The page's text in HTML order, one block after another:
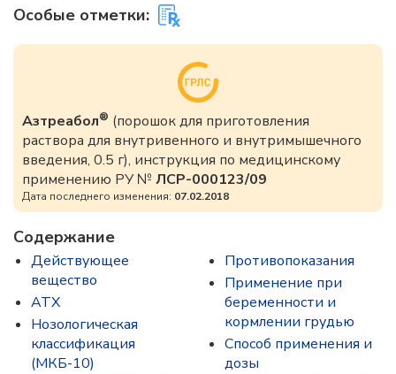
Особые отметки:
Азтреабол® (порошок для приготовления
раствора для внутривенного и внутримышечного
введения, 0.5 г), инструкция по медицинскому
применению РУ № ЛСР-000123/09
Дата последнего изменения: 07.02.2018
Содержание
Действующее
вещество
ATX
Нозологическая
классификация
(МКБ-10)
Противопоказания
Применение при
беременности и
кормлении грудью
Способ применения и
дозы